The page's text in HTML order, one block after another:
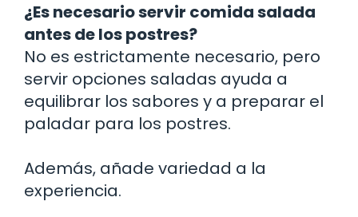
¿Es necesario servir comida salada
antes de los postres?
No es estrictamente necesario, pero
servir opciones saladas ayuda a
equilibrar los sabores y a preparar el
paladar para los postres.
Además, añade variedad a la
experiencia.